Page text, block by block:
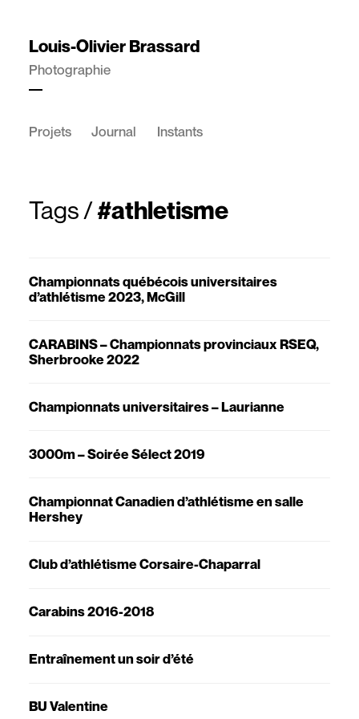
Louis-Olivier Brassard
Photographie
Projets Journal Instants
Tags/#athletisme
Championnats québécois universitaires
d’athlétisme 2023, McGill
CARABINS – Championnats provinciaux RSEQ,
Sherbrooke 2022
Championnats universitaires – Laurianne
3000m – Soirée Sélect 2019
Championnat Canadien d’athlétisme en salle
Hershey
Club d’athlétisme Corsaire-Chaparral
Carabins 2016-2018
Entraînement un soir d’été
BU Valentine